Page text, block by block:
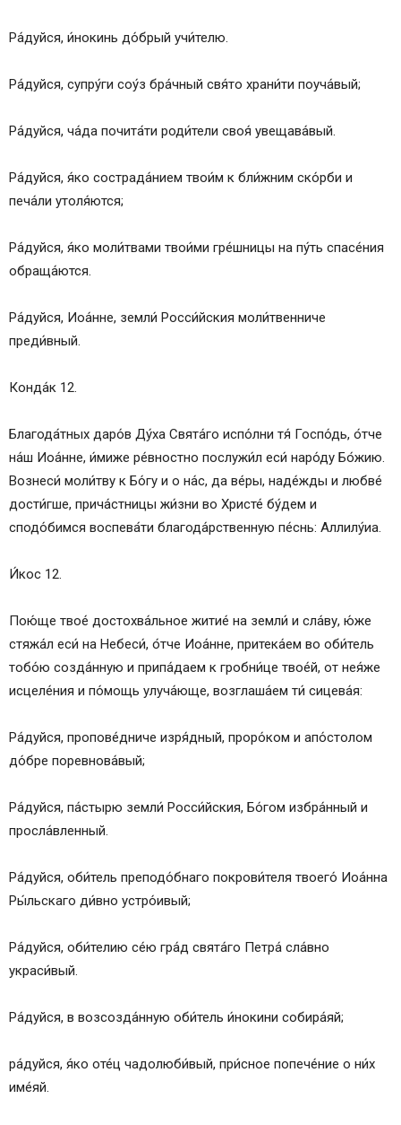
Ра́дуйся, и́нокинь до́брый учи́телю.
Ра́дуйся, супру́ги соу́з бра́чный свя́то храни́ти поуча́вый;
Ра́дуйся, ча́да почита́ти роди́тели своя́ увещава́вый.
Ра́дуйся, я́ко сострада́нием твои́м к бли́жним ско́рби и
печа́ли утоля́ются;
Ра́дуйся, я́ко моли́твами твои́ми гре́шницы на пу́ть спасе́ния
обраща́ются.
Ра́дуйся, Иоа́нне, земли́ Росси́йския моли́твенниче
преди́вный.
Конда́к 12.
Благода́тных даро́в Ду́ха Свята́го испо́лни тя́ Госпо́дь, о́тче
на́ш Иоа́нне, и́миже ре́вностно послужи́л еси́ наро́ду Бо́жию.
Вознеси́ моли́тву к Бо́гу и о на́с, да ве́ры, наде́жды и любве́
дости́гше, прича́стницы жи́зни во Христе́ бу́дем и
сподо́бимся воспева́ти благода́рственную пе́снь: Аллилу́иа.
И́кос 12.
Пою́ще твое́ достохва́льное житие́ на земли́ и сла́ву, ю́же
стяжа́л еси́ на Небеси́, о́тче Иоа́нне, притека́ем во оби́тель
тобо́ю созда́нную и припа́даем к гробни́це твое́й, от нея́же
исцеле́ния и по́мощь улуча́юще, возглаша́ем ти́ сицева́я:
Ра́дуйся, пропове́дниче изря́дный, проро́ком и апо́столом
до́бре поревнова́вый;
Ра́дуйся, па́стырю земли́ Росси́йския, Бо́гом избра́нный и
просла́вленный.
Ра́дуйся, оби́тель преподо́бнаго покрови́теля твоего́ Иоа́нна
Ры́льскаго ди́вно устро́ивый;
Ра́дуйся, оби́телию се́ю гра́д свята́го Петра́ сла́вно
украси́вый.
Ра́дуйся, в возсозда́нную оби́тель и́нокини собира́яй;
ра́дуйся, я́ко оте́ц чадолюби́вый, при́сное попече́ние о ни́х
име́яй.